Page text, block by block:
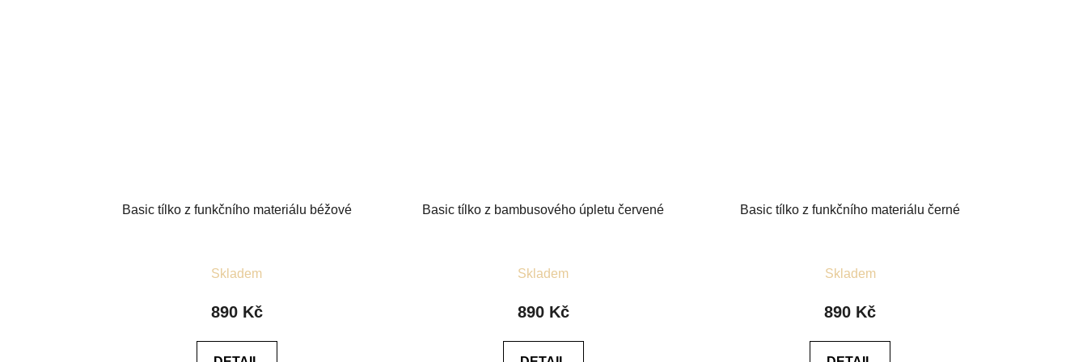
Basic tílko z funkčního materiálu béžové
hodnocení
produktu
Skladem
890 Kč
Basic tílko z bambusového úpletu červené
hodnocení
produktu
Skladem
890 Kč
Basic tílko z funkčního materiálu černé
hodnocení
produktu
Skladem
890 Kč